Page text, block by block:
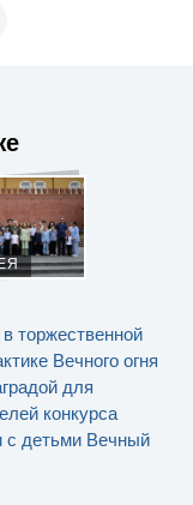
торжественной
Вечного огня
для
конкурса
с детьми Вечный